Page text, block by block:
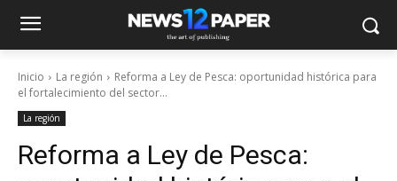
Inicio La región
Reforma a Ley de Pesca: oportunidad histórica para
el fortalecimiento del sector...
La región
Reforma a Ley de Pesca: